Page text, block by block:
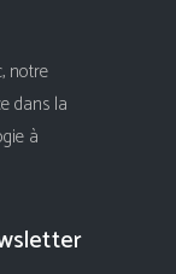
notre
dans la
à